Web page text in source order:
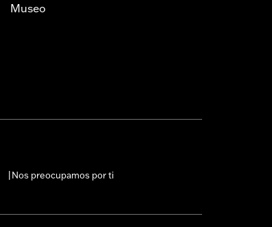
Museo
Nos preocupamos por ti